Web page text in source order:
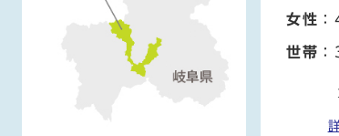
女性
世帯